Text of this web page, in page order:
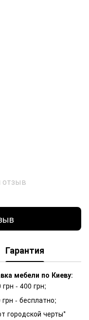
отзыв
Гарантия
мебели по Киеву:
- 400 грн;
- бесплатно;
городской черты*